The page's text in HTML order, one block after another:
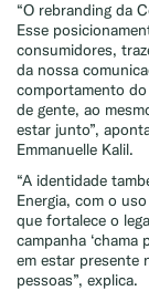
“O rebranding da
Esse
consumidores,
da nossa
comportamento
de gente, ao
estar junto”,
Emmanuelle Kalil.
“A identidade
Energia, com o
que fortalece o
campanha ‘chama
em estar presente
pessoas”, explica.